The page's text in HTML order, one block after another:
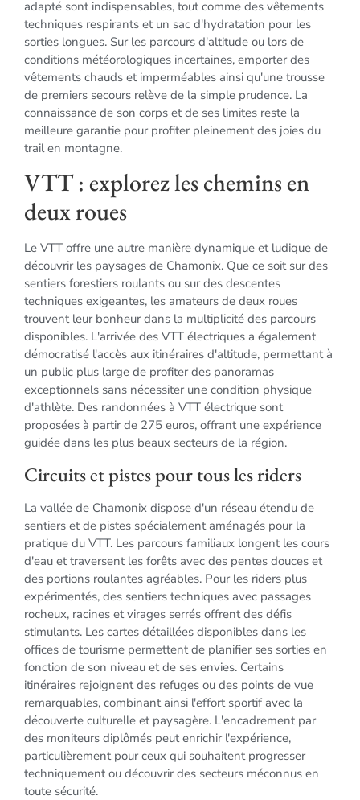
adapté sont indispensables, tout comme des vêtements
techniques respirants et un sac d'hydratation pour les
sorties longues. Sur les parcours d'altitude ou lors de
conditions météorologiques incertaines, emporter des
vêtements chauds et imperméables ainsi qu'une trousse
de premiers secours relève de la simple prudence. La
connaissance de son corps et de ses limites reste la
meilleure garantie pour profiter pleinement des joies du
trail en montagne.
VTT : explorez les chemins en
deux roues
Le VTT offre une autre manière dynamique et ludique de
découvrir les paysages de Chamonix. Que ce soit sur des
sentiers forestiers roulants ou sur des descentes
techniques exigeantes, les amateurs de deux roues
trouvent leur bonheur dans la multiplicité des parcours
disponibles. L'arrivée des VTT électriques a également
démocratisé l'accès aux itinéraires d'altitude, permettant à
un public plus large de profiter des panoramas
exceptionnels sans nécessiter une condition physique
d'athlète. Des randonnées à VTT électrique sont
proposées à partir de 275 euros, offrant une expérience
guidée dans les plus beaux secteurs de la région.
Circuits et pistes pour tous les riders
La vallée de Chamonix dispose d'un réseau étendu de
sentiers et de pistes spécialement aménagés pour la
pratique du VTT. Les parcours familiaux longent les cours
d'eau et traversent les forêts avec des pentes douces et
des portions roulantes agréables. Pour les riders plus
expérimentés, des sentiers techniques avec passages
rocheux, racines et virages serrés offrent des défis
stimulants. Les cartes détaillées disponibles dans les
offices de tourisme permettent de planifier ses sorties en
fonction de son niveau et de ses envies. Certains
itinéraires rejoignent des refuges ou des points de vue
remarquables, combinant ainsi l'effort sportif avec la
découverte culturelle et paysagère. L'encadrement par
des moniteurs diplômés peut enrichir l'expérience,
particulièrement pour ceux qui souhaitent progresser
techniquement ou découvrir des secteurs méconnus en
toute sécurité.